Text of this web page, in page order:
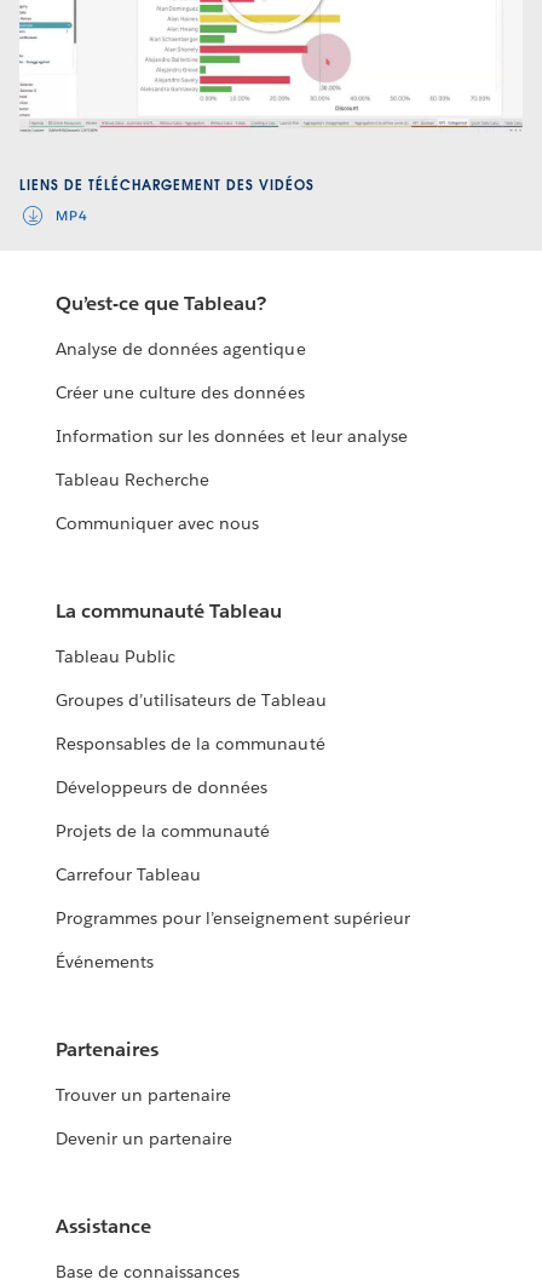
Play
LIENS DE TÉLÉCHARGEMENT DES VIDÉOS
MP4
Qu’est-ce que Tableau?
Analyse de données agentique
Créer une culture des données
Information sur les données et leur analyse
Tableau Recherche
Communiquer avec nous
La communauté Tableau
Tableau Public
Groupes d’utilisateurs de Tableau
Responsables de la communauté
Développeurs de données
Projets de la communauté
Carrefour Tableau
Programmes pour l’enseignement supérieur
Événements
Partenaires
Trouver un partenaire
Devenir un partenaire
Assistance
Base de connaissances